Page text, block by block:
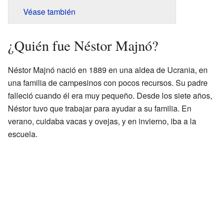
Véase también
¿Quién fue Néstor Majnó?
Néstor Majnó nació en 1889 en una aldea de Ucrania, en
una familia de campesinos con pocos recursos. Su padre
falleció cuando él era muy pequeño. Desde los siete años,
Néstor tuvo que trabajar para ayudar a su familia. En
verano, cuidaba vacas y ovejas, y en invierno, iba a la
escuela.